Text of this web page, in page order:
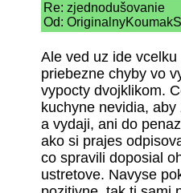
Re: zjednodušovanie
Od:
Ale ved uz ide
priebezne chyby vo
vypocty dvojklikom.
kuchyne nevidia,
a vydaji, ani do
ako si prajes
co spravili doposial
ustretove. Navyse